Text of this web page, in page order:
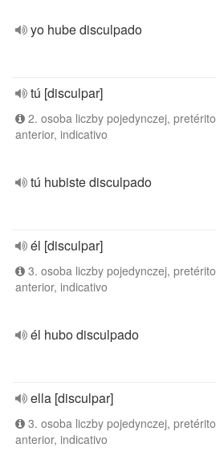
yo hube disculpado
tú [disculpar]
2. osoba liczby pojedynczej, pretérito
anterior, indicativo
tú hubiste disculpado
él [disculpar]
3. osoba liczby pojedynczej, pretérito
anterior, indicativo
él hubo disculpado
ella [disculpar]
3. osoba liczby pojedynczej, pretérito
anterior, indicativo